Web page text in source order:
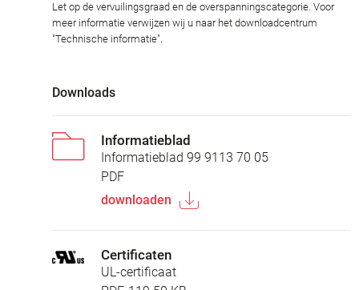
Let op de vervuilingsgraad en de overspanningscategorie. Voor
meer informatie verwijzen wij u naar het downloadcentrum
"Technische informatie".
Downloads
Informatieblad
Informatieblad 99 9113 70 05
PDF
downloaden
Certificaten
UL-certificaat